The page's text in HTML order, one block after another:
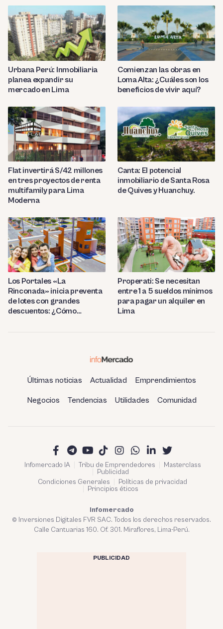
Urbana Perú: Inmobiliaria
planea expandir su
mercado en Lima
Comienzan las obras en
Loma Alta: ¿Cuáles son los
beneficios de vivir aquí?
Flat invertirá S/42 millones
en tres proyectos de renta
multifamily para Lima
Moderna
Canta: El potencial
inmobiliario de Santa Rosa
de Quives y Huanchuy.
Los Portales «La
Rinconada» inicia preventa
de lotes con grandes
descuentos: ¿Cómo
Properati: Se necesitan
entre 1 a 5 sueldos mínimos
para pagar un alquiler en
Lima
Últimas noticias Actualidad Emprendimientos
Negocios Tendencias Utilidades Comunidad
Infomercado IA Tribu de Emprendedores
Masterclass
Publicidad
Condiciones Generales
Políticas de privacidad
Principios éticos
Infomercado
© Inversiones Digitales FVR SAC. Todos los derechos reservados.
Calle Cantuarias 160. Of. 301. Miraflores, Lima-Perú.
PUBLICIDAD